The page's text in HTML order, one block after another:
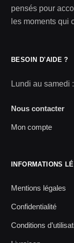
pensés pour
les moments qui
BESOIN D'AIDE ?
Lundi au samedi
Nous contacter
Mon compte
INFORMATIONS
Mentions légales
Confidentialité
Conditions